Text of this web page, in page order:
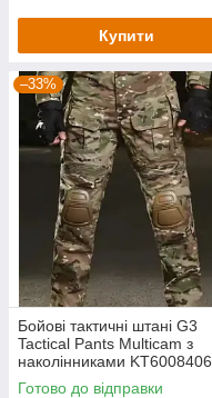
Купити
–33%
Бойові тактичні штані G3
Tactical Pants Multicam з
наколінниками KT6008406
розмір XL
Готово до відправки